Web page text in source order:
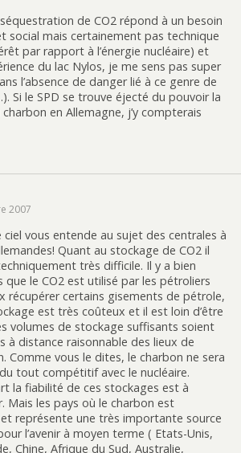
de CO2 répond à un besoin
social mais certainement pas technique
par rapport à l’énergie nucléaire) et
du lac Nylos, je me sens pas super
l’absence de danger lié à ce genre de
Si le SPD se trouve éjecté du pouvoir la
en Allemagne, j’y compterais
2007
ciel vous entende au sujet des centrales à
Quant au stockage de CO2 il
très difficile. Il y a bien
que le CO2 est utilisé par les pétroliers
récupérer certains gisements de pétrole,
est très coûteux et il est loin d’être
volumes de stockage suffisants soient
à distance raisonnable des lieux de
Comme vous le dites, le charbon ne sera
tout compétitif avec le nucléaire.
la fiabilité de ces stockages est à
Mais les pays où le charbon est
représente une très importante source
l’avenir à moyen terme ( Etats-Unis,
Chine, Afrique du Sud, Australie,